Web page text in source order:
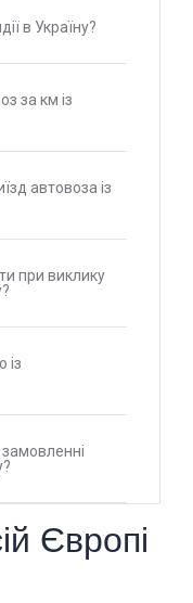
в Україну?
за км із
автовоза із
при виклику
із
Європі